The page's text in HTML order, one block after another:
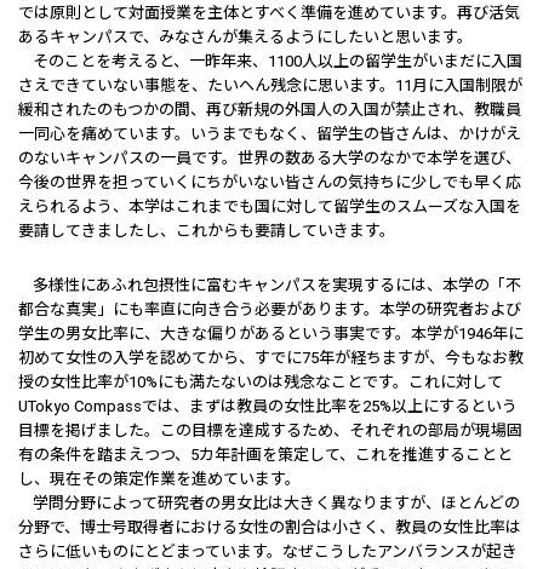
では原則として対面授業を主体とすべく準備を進めています。再び活気
あるキャンパスで、みなさんが集えるようにしたいと思います。
そのことを考えると、一昨年来、1100人以上の留学生がいまだに入国
さえできていない事態を、たいへん残念に思います。11月に入国制限が
緩和されたのもつかの間、再び新規の外国人の入国が禁止され、教職員
一同心を痛めています。いうまでもなく、留学生の皆さんは、かけがえ
のないキャンパスの一員です。世界の数ある大学のなかで本学を選び、
今後の世界を担っていくにちがいない皆さんの気持ちに少しでも早く応
えられるよう、本学はこれまでも国に対して留学生のスムーズな入国を
要請してきましたし、これからも要請していきます。
多様性にあふれ包摂性に富むキャンパスを実現するには、本学の「不
都合な真実」にも率直に向き合う必要があります。本学の研究者および
学生の男女比率に、大きな偏りがあるという事実です。本学が1946年に
初めて女性の入学を認めてから、すでに75年が経ちますが、今もなお教
授の女性比率が10%にも満たないのは残念なことです。これに対して
UTokyo Compassでは、まずは教員の女性比率を25%以上にするという
目標を掲げました。この目標を達成するため、それぞれの部局が現場固
有の条件を踏まえつつ、5カ年計画を策定して、これを推進することと
し、現在その策定作業を進めています。
学問分野によって研究者の男女比は大きく異なりますが、ほとんどの
分野で、博士号取得者における女性の割合は小さく、教員の女性比率は
さらに低いものにとどまっています。なぜこうしたアンバランスが起き